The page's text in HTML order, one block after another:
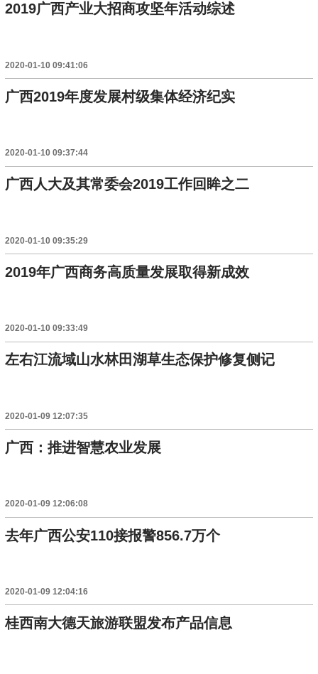
2019广西产业大招商攻坚年活动综述
2020-01-10 09:41:06
广西2019年度发展村级集体经济纪实
2020-01-10 09:37:44
广西人大及其常委会2019工作回眸之二
2020-01-10 09:35:29
2019年广西商务高质量发展取得新成效
2020-01-10 09:33:49
左右江流域山水林田湖草生态保护修复侧记
2020-01-09 12:07:35
广西：推进智慧农业发展
2020-01-09 12:06:08
去年广西公安110接报警856.7万个
2020-01-09 12:04:16
桂西南大德天旅游联盟发布产品信息